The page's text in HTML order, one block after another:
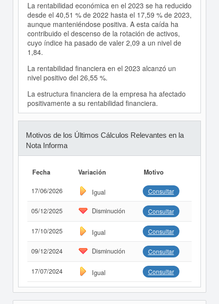
La rentabilidad económica en el 2023 se ha reducido
desde el 40,51 % de 2022 hasta el 17,59 % de 2023,
aunque manteniéndose positiva. A esta caída ha
contribuido el descenso de la rotación de activos,
cuyo índice ha pasado de valer 2,09 a un nivel de
1,84.
La rentabilidad financiera en el 2023 alcanzó un
nivel positivo del 26,55 %.
La estructura financiera de la empresa ha afectado
positivamente a su rentabilidad financiera.
Motivos de los Últimos Cálculos Relevantes en la
Nota Informa
Fecha Variación Motivo
17/06/2026 Igual Consultar
05/12/2025 Disminución Consultar
17/10/2025 Igual Consultar
09/12/2024 Disminución Consultar
17/07/2024 Igual Consultar